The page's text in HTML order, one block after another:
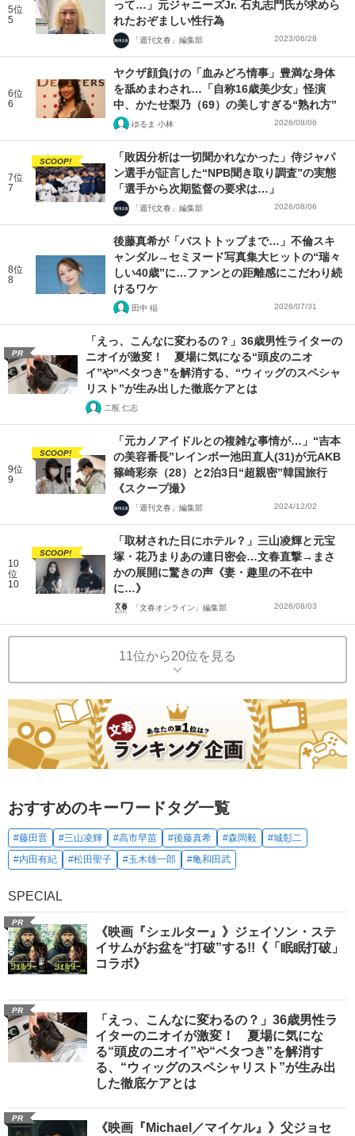
5位
5
って…」元ジャニーズJr. 石丸志門氏が求めら
れたおぞましい性行為
「週刊文春」編集部 2023/06/28
6位
6
ヤクザ顔負けの「血みどろ情事」豊満な身体
を舐めまわされ…「自称16歳美少女」怪演
中、かたせ梨乃（69）の美しすぎる“熟れ方”
ゆるま 小林 2026/08/06
7位
7
SCOOP!
「敗因分析は一切聞かれなかった」侍ジャパ
ン選手が証言した“NPB聞き取り調査”の実態
「選手から次期監督の要求は…」
「週刊文春」編集部 2026/08/06
8位
8
後藤真希が「バストトップまで…」不倫スキ
ャンダル→セミヌード写真集大ヒットの“瑞々
しい40歳”に…ファンとの距離感にこだわり続
けるワケ
田中 稲 2026/07/31
PR
「えっ、こんなに変わるの？」36歳男性ライターの
ニオイが激変！ 夏場に気になる“頭皮のニオ
イ”や“ベタつき”を解消する、“ウィッグのスペシャ
リスト”が生み出した徹底ケアとは
二瓶 仁志
9位
9
SCOOP!
「元カノアイドルとの複雑な事情が…」“吉本
の美容番長”レインボー池田直人(31)が元AKB
篠崎彩奈（28）と2泊3日“超親密”韓国旅行
《スクープ撮》
「週刊文春」編集部 2024/12/02
10
位
10
SCOOP!
「取材された日にホテル？」三山凌輝と元宝
塚・花乃まりあの連日密会…文春直撃→まさ
かの展開に驚きの声《妻・趣里の不在中
に…》
「文春オンライン」編集部 2026/08/03
11位から20位を見る
おすすめのキーワードタグ一覧
#藤田晋 #三山凌輝 #高市早苗 #後藤真希 #森岡毅
#城彰二
#内田有紀
#松田聖子 #玉木雄一郎 #亀和田武
SPECIAL
PR
《映画『シェルター』》ジェイソン・ステ
イサムがお盆を“打破”する!!《「眠眠打破」
コラボ》
PR
「えっ、こんなに変わるの？」36歳男性ラ
イターのニオイが激変！ 夏場に気にな
る“頭皮のニオイ”や“ベタつき”を解消す
る、“ウィッグのスペシャリスト”が生み出
した徹底ケアとは
PR
《映画『Michael／マイケル』》父ジョセ